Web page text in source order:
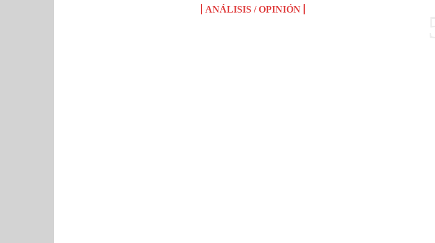
ANÁLISIS / OPINIÓN